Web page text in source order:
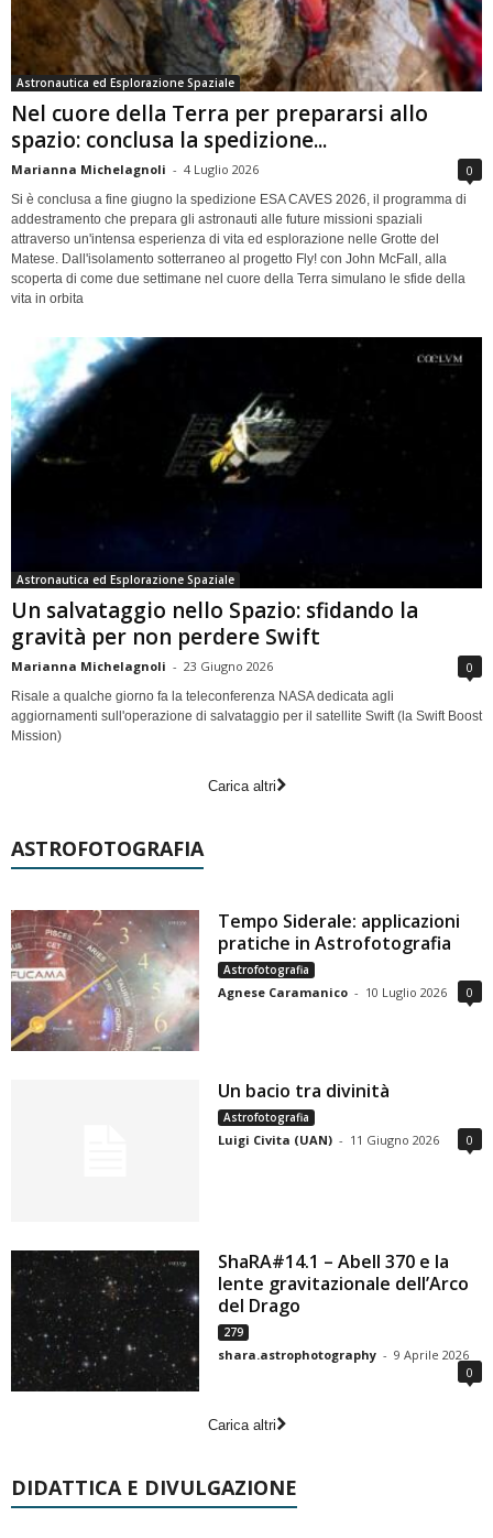
Astronautica ed Esplorazione Spaziale
Nel cuore della Terra per prepararsi allo
spazio: conclusa la spedizione...
Marianna Michelagnoli - 4 Luglio 2026 0
Si è conclusa a fine giugno la spedizione ESA CAVES 2026, il programma di
addestramento che prepara gli astronauti alle future missioni spaziali
attraverso un'intensa esperienza di vita ed esplorazione nelle Grotte del
Matese. Dall'isolamento sotterraneo al progetto Fly! con John McFall, alla
scoperta di come due settimane nel cuore della Terra simulano le sfide della
vita in orbita
Astronautica ed Esplorazione Spaziale
Un salvataggio nello Spazio: sfidando la
gravità per non perdere Swift
Marianna Michelagnoli - 23 Giugno 2026 0
Risale a qualche giorno fa la teleconferenza NASA dedicata agli
aggiornamenti sull'operazione di salvataggio per il satellite Swift (la Swift Boost
Mission)
Carica altri
ASTROFOTOGRAFIA
Tempo Siderale: applicazioni
pratiche in Astrofotografia
Astrofotografia
Agnese Caramanico - 10 Luglio 2026 0
Un bacio tra divinità
Astrofotografia
Luigi Civita (UAN) - 11 Giugno 2026 0
ShaRA#14.1 – Abell 370 e la
lente gravitazionale dell’Arco
del Drago
279
shara.astrophotography - 9 Aprile 2026
0
Carica altri
DIDATTICA E DIVULGAZIONE